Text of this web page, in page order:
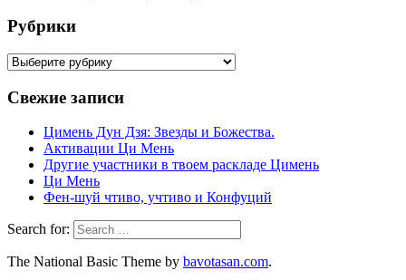
Рубрики
Рубрики
Свежие записи
Цимень Дун Дзя: Звезды и Божества.
Активации Ци Мень
Другие участники в твоем раскладе Цимень
Ци Мень
Фен-шуй чтиво, учтиво и Конфуций
Search for:
The National Basic Theme by bavotasan.com.